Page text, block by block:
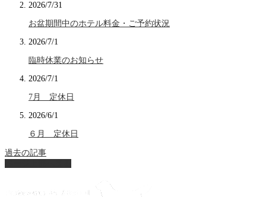
2026/7/31
お盆期間中のホテル料金・ご予約状況
2026/7/1
臨時休業のお知らせ
2026/7/1
7月 定休日
2026/6/1
６月 定休日
過去の記事